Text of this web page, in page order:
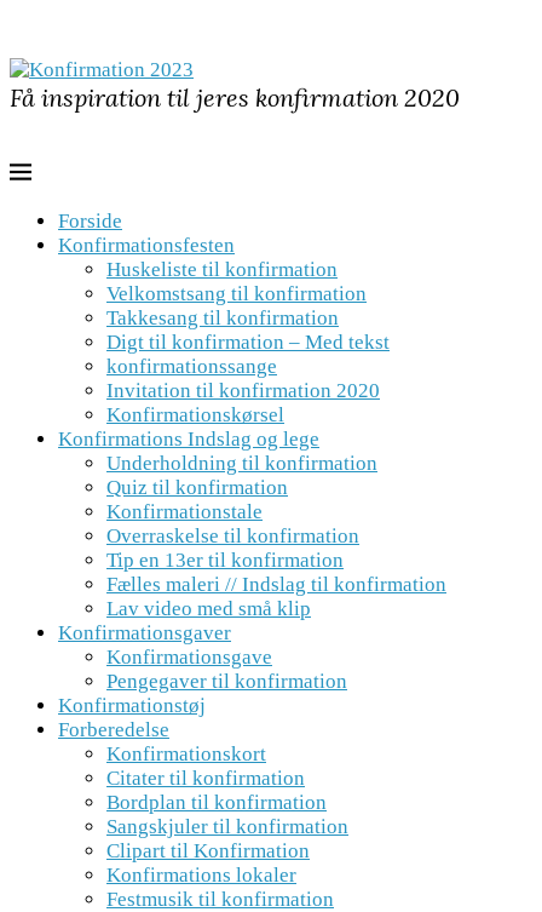
Få inspiration til jeres konfirmation 2020
Forside
Konfirmationsfesten
Huskeliste til konfirmation
Velkomstsang til konfirmation
Takkesang til konfirmation
Digt til konfirmation – Med tekst
konfirmationssange
Invitation til konfirmation 2020
Konfirmationskørsel
Konfirmations Indslag og lege
Underholdning til konfirmation
Quiz til konfirmation
Konfirmationstale
Overraskelse til konfirmation
Tip en 13er til konfirmation
Fælles maleri // Indslag til konfirmation
Lav video med små klip
Konfirmationsgaver
Konfirmationsgave
Pengegaver til konfirmation
Konfirmationstøj
Forberedelse
Konfirmationskort
Citater til konfirmation
Bordplan til konfirmation
Sangskjuler til konfirmation
Clipart til Konfirmation
Konfirmations lokaler
Festmusik til konfirmation